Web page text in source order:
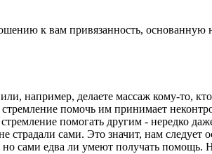
к вам привязанность,
например, делаете массаж кому-
помочь им принимает
помогать другим - нередко
сами. Это значит, нам
сами едва ли умеют получать